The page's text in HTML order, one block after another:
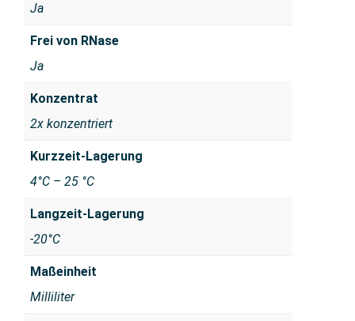
Ja
Frei von RNase
Ja
Konzentrat
2x konzentriert
Kurzzeit-Lagerung
4°C – 25 °C
Langzeit-Lagerung
-20°C
Maßeinheit
Milliliter